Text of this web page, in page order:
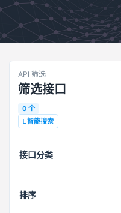
API 筛选
筛选接口
0 个
智能搜索
接口分类
排序